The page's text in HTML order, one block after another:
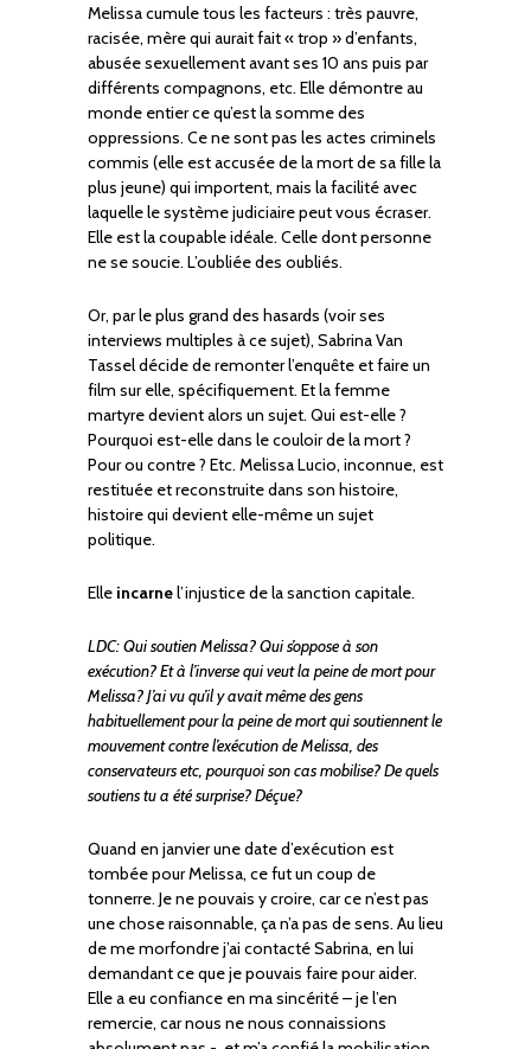
Melissa cumule tous les facteurs : très pauvre,
racisée, mère qui aurait fait « trop » d’enfants,
abusée sexuellement avant ses 10 ans puis par
différents compagnons, etc. Elle démontre au
monde entier ce qu’est la somme des
oppressions. Ce ne sont pas les actes criminels
commis (elle est accusée de la mort de sa fille la
plus jeune) qui importent, mais la facilité avec
laquelle le système judiciaire peut vous écraser.
Elle est la coupable idéale. Celle dont personne
ne se soucie. L’oubliée des oubliés.
Or, par le plus grand des hasards (voir ses
interviews multiples à ce sujet), Sabrina Van
Tassel décide de remonter l’enquête et faire un
film sur elle, spécifiquement. Et la femme
martyre devient alors un sujet. Qui est-elle ?
Pourquoi est-elle dans le couloir de la mort ?
Pour ou contre ? Etc. Melissa Lucio, inconnue, est
restituée et reconstruite dans son histoire,
histoire qui devient elle-même un sujet
politique.
Elle incarnel’injustice de la sanction capitale.
LDC: Qui soutien Melissa? Qui s’oppose à son
exécution? Et à l’inverse qui veut la peine de mort pour
Melissa? J’ai vu qu’il y avait même des gens
habituellement pour la peine de mort qui soutiennent le
mouvement contre l’exécution de Melissa, des
conservateurs etc, pourquoi son cas mobilise? De quels
soutiens tu a été surprise? Déçue?
Quand en janvier une date d’exécution est
tombée pour Melissa, ce fut un coup de
tonnerre. Je ne pouvais y croire, car ce n’est pas
une chose raisonnable, ça n’a pas de sens. Au lieu
de me morfondre j’ai contacté Sabrina, en lui
demandant ce que je pouvais faire pour aider.
Elle a eu confiance en ma sincérité – je l’en
remercie, car nous ne nous connaissions